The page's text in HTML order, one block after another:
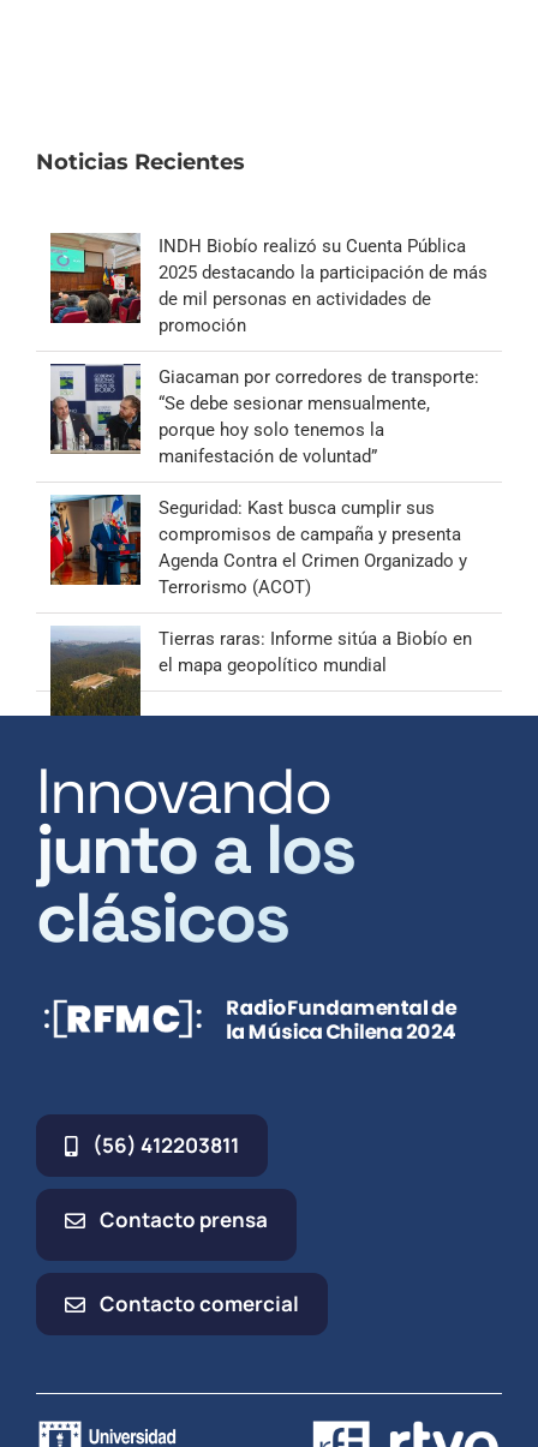
Noticias Recientes
INDH Biobío realizó su Cuenta Pública
2025 destacando la participación de más
de mil personas en actividades de
promoción
Giacaman por corredores de transporte:
“Se debe sesionar mensualmente,
porque hoy solo tenemos la
manifestación de voluntad”
Seguridad: Kast busca cumplir sus
compromisos de campaña y presenta
Agenda Contra el Crimen Organizado y
Terrorismo (ACOT)
Tierras raras: Informe sitúa a Biobío en
el mapa geopolítico mundial
Innovando
junto a los
clásicos
(56) 412203811
Contacto prensa
Contacto comercial